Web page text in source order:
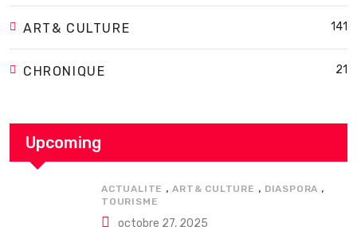
ART& CULTURE 141
CHRONIQUE 21
Upcoming
ACTUALITE ,ART& CULTURE , DIASPORA ,
TOURISME
octobre 27, 2025